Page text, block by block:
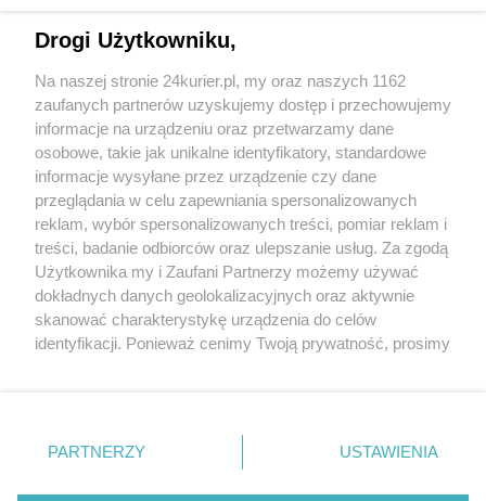
Letnie atrakcje na Zamku Książąt Pomorskich.
Kino, teatr i sztuka na wakacje
Trwa V Festiwal Wina Pomorza Zachodniego
[GALERIA, FILM]
POGODA
13℃
Zobacz prognozę na 3 dni
Copyright © 2022 Kurier Szczeciński sp. z o.o.
Wszelkie prawa zastrzeżone
Drogi Użytkowniku,
Na naszej stronie 24kurier.pl, my oraz naszych 1162
zaufanych partnerów uzyskujemy dostęp i przechowujemy
informacje na urządzeniu oraz przetwarzamy dane
osobowe, takie jak unikalne identyfikatory, standardowe
informacje wysyłane przez urządzenie czy dane
przeglądania w celu zapewniania spersonalizowanych
reklam, wybór spersonalizowanych treści, pomiar reklam i
treści, badanie odbiorców oraz ulepszanie usług. Za zgodą
Użytkownika my i Zaufani Partnerzy możemy używać
dokładnych danych geolokalizacyjnych oraz aktywnie
skanować charakterystykę urządzenia do celów
identyfikacji. Ponieważ cenimy Twoją prywatność, prosimy
prywatności znajdujący się w lewym dolnym rogu strony
. Niektóre rodzaje przetwarzania danych nie wymagają
PARTNERZY USTAWIENIA